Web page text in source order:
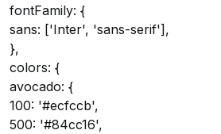
fontFamily: {
sans: ['Inter', 'sans-serif'],
},
colors: {
avocado: {
100: '#ecfccb',
500: '#84cc16',